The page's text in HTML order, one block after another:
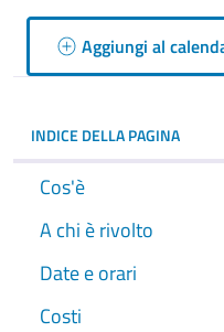
Aggiungi al
INDICE DELLA PAGINA
Cos'è
A chi è rivolto
Date e orari
Costi